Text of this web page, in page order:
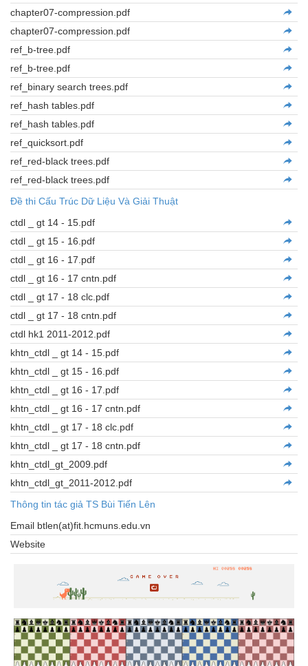
chapter07-compression.pdf
chapter07-compression.pdf
ref_b-tree.pdf
ref_b-tree.pdf
ref_binary search trees.pdf
ref_hash tables.pdf
ref_hash tables.pdf
ref_quicksort.pdf
ref_red-black trees.pdf
ref_red-black trees.pdf
Đề thi Cấu Trúc Dữ Liệu Và Giải Thuật
ctdl _ gt 14 - 15.pdf
ctdl _ gt 15 - 16.pdf
ctdl _ gt 16 - 17.pdf
ctdl _ gt 16 - 17 cntn.pdf
ctdl _ gt 17 - 18 clc.pdf
ctdl _ gt 17 - 18 cntn.pdf
ctdl hk1 2011-2012.pdf
khtn_ctdl _ gt 14 - 15.pdf
khtn_ctdl _ gt 15 - 16.pdf
khtn_ctdl _ gt 16 - 17.pdf
khtn_ctdl _ gt 16 - 17 cntn.pdf
khtn_ctdl _ gt 17 - 18 clc.pdf
khtn_ctdl _ gt 17 - 18 cntn.pdf
khtn_ctdl_gt_2009.pdf
khtn_ctdl_gt_2011-2012.pdf
Thông tin tác giả TS Bùi Tiến Lên
Email btlen(at)fit.hcmuns.edu.vn
Website